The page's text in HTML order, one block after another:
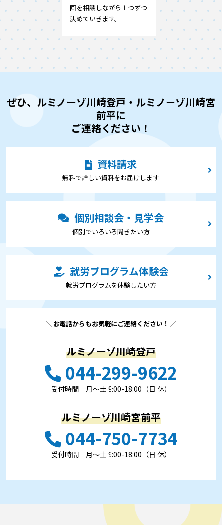
画を相談しながら１つずつ
決めていきます。
ぜひ、ルミノーゾ川崎登戸・ルミノーゾ川崎宮
前平に
ご連絡ください！
資料請求
無料で詳しい資料をお届けします
個別相談会・見学会
個別でいろいろ聞きたい⽅
就労プログラム体験会
就労プログラムを体験したい⽅
＼ お電話からもお気軽にご連絡ください！ ／
ルミノーゾ川崎登戸
044-299-9622
受付時間 ⽉〜⼟ 9:00-18:00（日 休）
ルミノーゾ川崎宮前平
044-750-7734
受付時間 ⽉〜⼟ 9:00-18:00（日 休）